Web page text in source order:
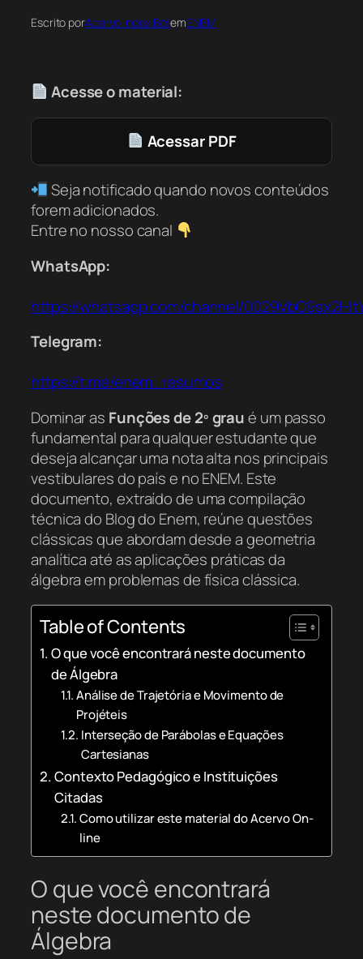
Escrito porAcervo Index BotemENEM
Acesse o material:
Acessar PDF
Seja notificado quando novos conteúdos
forem adicionados.
Entre no nosso canal
WhatsApp:
https://whatsapp.com/channel/
Telegram:
https://t.me/enem_resumos
Dominar as Funções de 2º graué um passo
fundamental para qualquer estudante que
deseja alcançar uma nota alta nos principais
vestibulares do país e no ENEM. Este
documento, extraído de uma compilação
técnica do Blog do Enem, reúne questões
clássicas que abordam desde a geometria
analítica até as aplicações práticas da
álgebra em problemas de física clássica.
Table of Contents
O que você encontrará neste documento
de Álgebra
Análise de Trajetória e Movimento de
Projéteis
Interseção de Parábolas e Equações
Cartesianas
Contexto Pedagógico e Instituições
Citadas
Como utilizar este material do Acervo On-
line
O que você encontrará
neste documento de
Álgebra